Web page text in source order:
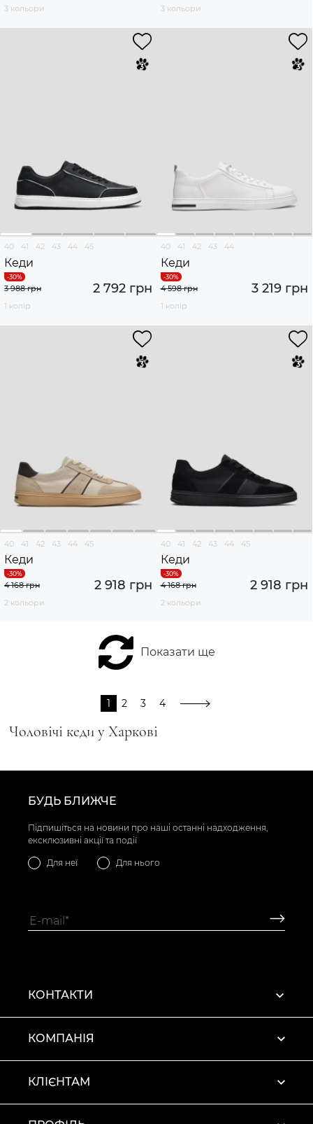
Чоловічі кеди у Харкові
3 кольори
3 кольори
40 41 42 43 44 45
Кеди
2 792 грн
3 988 грн
1 колір
40 41 42 43 44
Кеди
3 219 грн
4 598 грн
1 колір
40 41 42 43 44 45
Кеди
2 918 грн
4 168 грн
2 кольори
40 41 42 43 44 45
Кеди
2 918 грн
4 168 грн
2 кольори
Показати ще
1 2 3 4
БУДЬ БЛИЖЧЕ
Підпишіться на новини про наші останні надходження,
ексклюзивні акції та події
Для неї Для нього
КОНТАКТИ
КОМПАНІЯ
КЛІЄНТАМ